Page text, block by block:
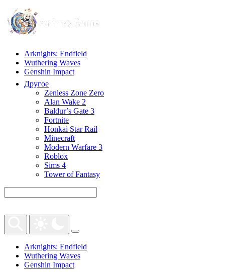
Arknights: Endfield
Wuthering Waves
Genshin Impact
Другое
Zenless Zone Zero
Alan Wake 2
Baldur’s Gate 3
Fortnite
Honkai Star Rail
Minecraft
Modern Warfare 3
Roblox
Sims 4
Tower of Fantasy
Arknights: Endfield
Wuthering Waves
Genshin Impact